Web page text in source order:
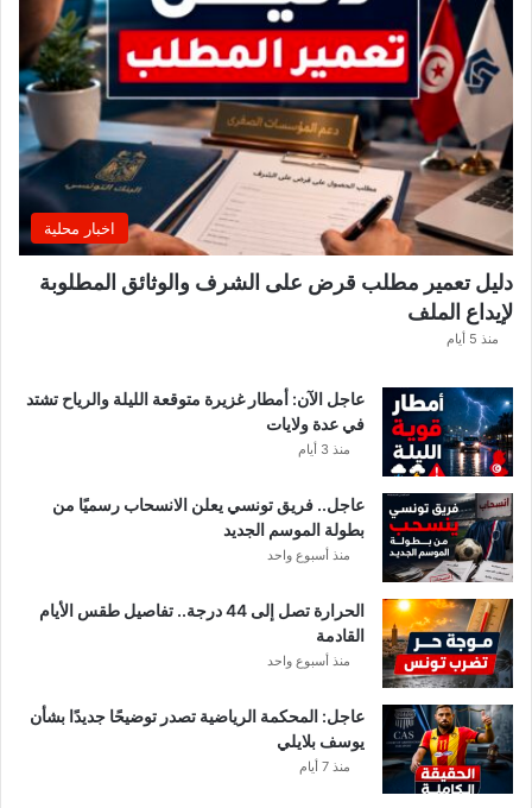
اخبار محلية
دليل تعمير مطلب قرض على الشرف والوثائق المطلوبة
لإيداع الملف
منذ 5 أيام
عاجل الآن: أمطار غزيرة متوقعة الليلة والرياح تشتد
في عدة ولايات
منذ 3 أيام
عاجل.. فريق تونسي يعلن الانسحاب رسميًا من
بطولة الموسم الجديد
منذ أسبوع واحد
الحرارة تصل إلى 44 درجة.. تفاصيل طقس الأيام
القادمة
منذ أسبوع واحد
عاجل: المحكمة الرياضية تصدر توضيحًا جديدًا بشأن
يوسف بلايلي
منذ 7 أيام